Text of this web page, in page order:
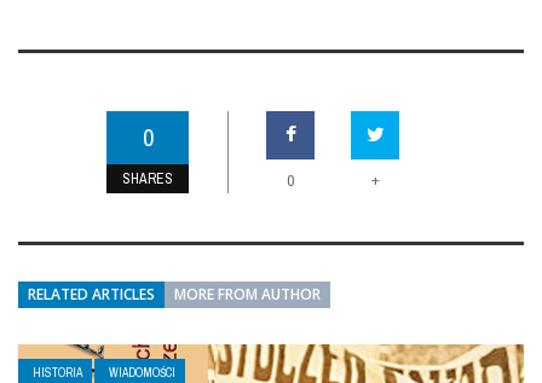
0
SHARES 0 +
RELATED ARTICLES MORE FROM AUTHOR
HISTORIA WIADOMOŚCI